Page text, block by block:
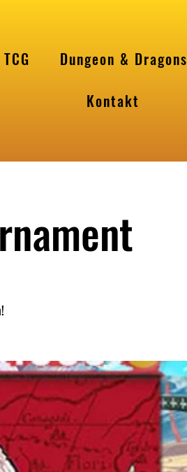
Dungeon & Dragons
Kontakt